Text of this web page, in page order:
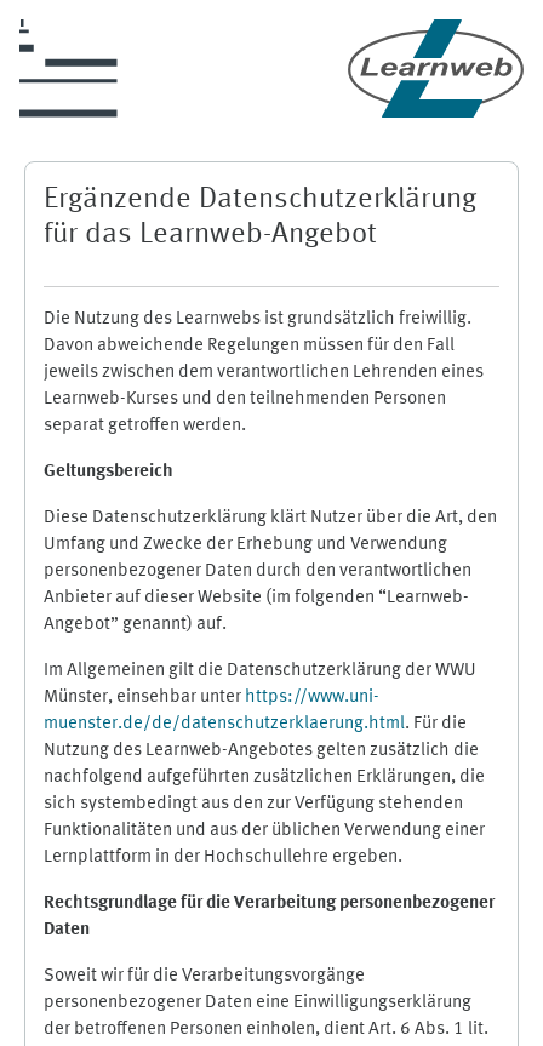
Ergänzende Datenschutzerklärung
für das Learnweb-Angebot
Die Nutzung des Learnwebs ist grundsätzlich freiwillig.
Davon abweichende Regelungen müssen für den Fall
jeweils zwischen dem verantwortlichen Lehrenden eines
Learnweb-Kurses und den teilnehmenden Personen
separat getroffen werden.
Geltungsbereich
Diese Datenschutzerklärung klärt Nutzer über die Art, den
Umfang und Zwecke der Erhebung und Verwendung
personenbezogener Daten durch den verantwortlichen
Anbieter auf dieser Website (im folgenden “Learnweb-
Angebot” genannt) auf.
Im Allgemeinen gilt die Datenschutzerklärung der WWU
Münster, einsehbar unter https://www.uni-
muenster.de/de/datenschutzerklaerung.html. Für die
Nutzung des Learnweb-Angebotes gelten zusätzlich die
nachfolgend aufgeführten zusätzlichen Erklärungen, die
sich systembedingt aus den zur Verfügung stehenden
Funktionalitäten und aus der üblichen Verwendung einer
Lernplattform in der Hochschullehre ergeben.
Rechtsgrundlage für die Verarbeitung personenbezogener
Daten
Soweit wir für die Verarbeitungsvorgänge
personenbezogener Daten eine Einwilligungserklärung
der betroffenen Personen einholen, dient Art. 6 Abs. 1 lit.